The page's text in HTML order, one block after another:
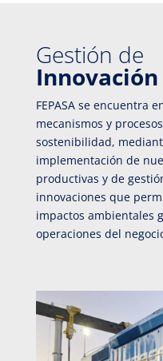
Gestión de
Innovación
FEPASA se encuentra
mecanismos y
sostenibilidad,
implementación de
productivas y de
innovaciones que
impactos ambientales
operaciones del